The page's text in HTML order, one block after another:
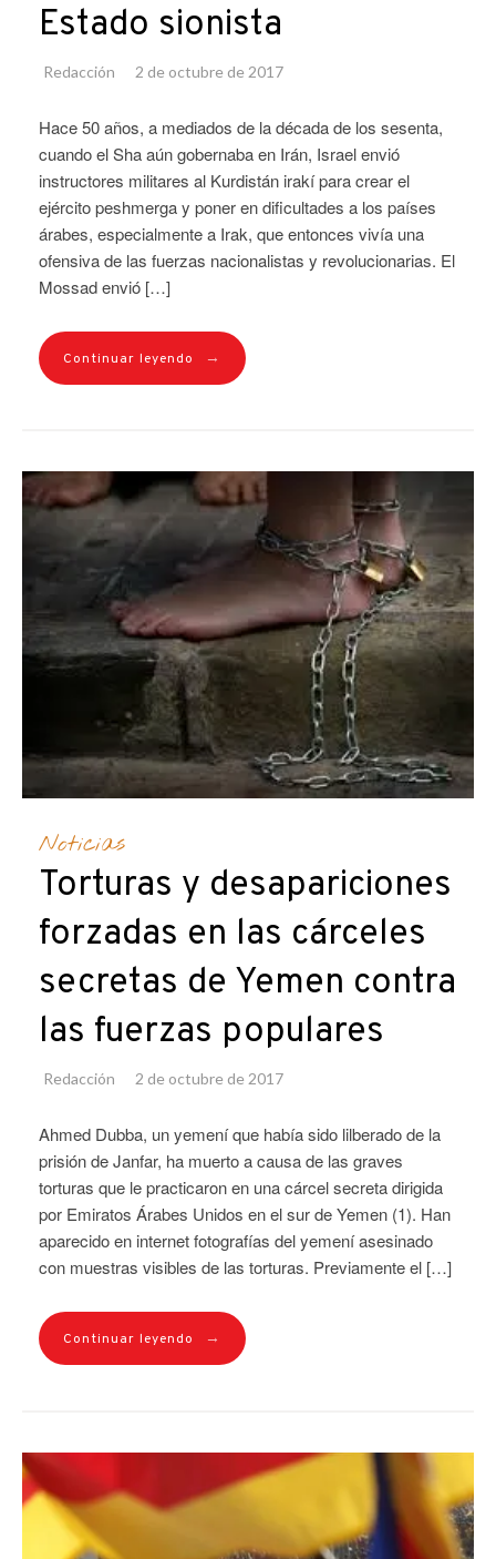
Estado sionista
Redacción 2 de octubre de 2017
Hace 50 años, a mediados de la década de los sesenta,
cuando el Sha aún gobernaba en Irán, Israel envió
instructores militares al Kurdistán irakí para crear el
ejército peshmerga y poner en dificultades a los países
árabes, especialmente a Irak, que entonces vivía una
ofensiva de las fuerzas nacionalistas y revolucionarias. El
Mossad envió […]
Continuar leyendo →
Noticias
Torturas y desapariciones
forzadas en las cárceles
secretas de Yemen contra
las fuerzas populares
Redacción 2 de octubre de 2017
Ahmed Dubba, un yemení que había sido lilberado de la
prisión de Janfar, ha muerto a causa de las graves
torturas que le practicaron en una cárcel secreta dirigida
por Emiratos Árabes Unidos en el sur de Yemen (1). Han
aparecido en internet fotografías del yemení asesinado
con muestras visibles de las torturas. Previamente el […]
Continuar leyendo →